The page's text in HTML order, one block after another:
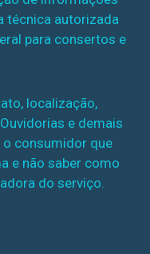
técnica autorizada
para consertos e
localização,
e demais
consumidor que
e não saber como
do serviço.